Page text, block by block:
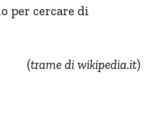
per cercare di
(trame di wikipedia.it)